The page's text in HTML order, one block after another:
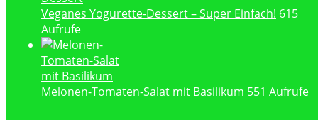
Veganes Yogurette-Dessert – Super Einfach! 615
Aufrufe
Melonen-Tomaten-Salat mit Basilikum 551 Aufrufe